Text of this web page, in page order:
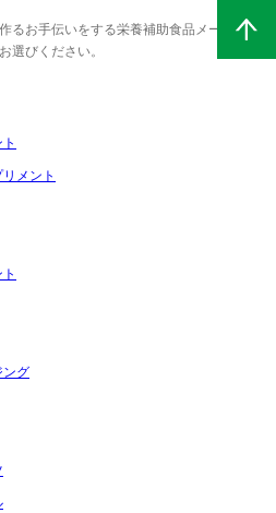
るお手伝いをする栄養補助食品メー
選びください。
メント
ング